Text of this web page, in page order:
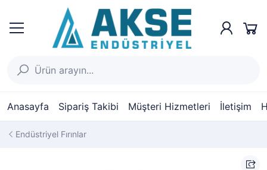
Anasayfa Sipariş Takibi Müşteri Hizmetleri İletişim
Endüstriyel Fırınlar